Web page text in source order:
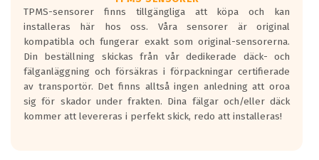
TPMS-sensorer finns tillgängliga att köpa och kan
installeras här hos oss. Våra sensorer är original
kompatibla och fungerar exakt som original-sensorerna.
Din beställning skickas från vår dedikerade däck- och
fälganläggning och försäkras i förpackningar certifierade
av transportör. Det finns alltså ingen anledning att oroa
sig för skador under frakten. Dina fälgar och/eller däck
kommer att levereras i perfekt skick, redo att installeras!